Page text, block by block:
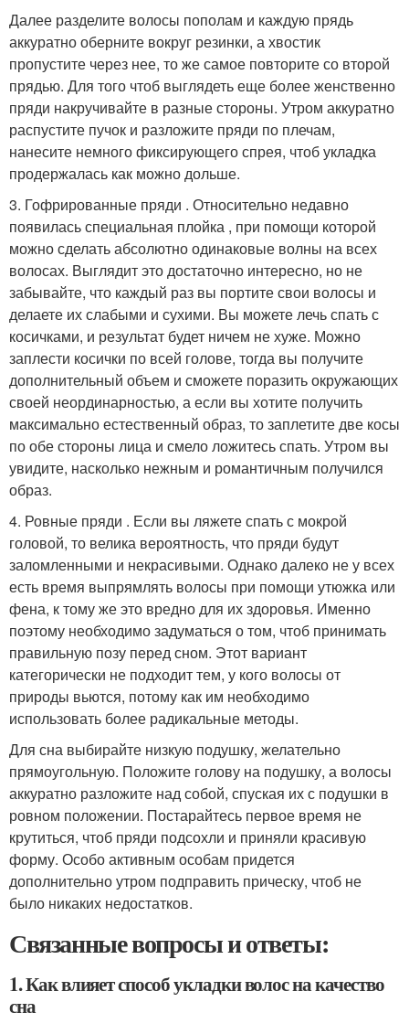
Далее разделите волосы пополам и каждую прядь
аккуратно оберните вокруг резинки, а хвостик
пропустите через нее, то же самое повторите со второй
прядью. Для того чтоб выглядеть еще более женственно
пряди накручивайте в разные стороны. Утром аккуратно
распустите пучок и разложите пряди по плечам,
нанесите немного фиксирующего спрея, чтоб укладка
продержалась как можно дольше.
3. Гофрированные пряди . Относительно недавно
появилась специальная плойка , при помощи которой
можно сделать абсолютно одинаковые волны на всех
волосах. Выглядит это достаточно интересно, но не
забывайте, что каждый раз вы портите свои волосы и
делаете их слабыми и сухими. Вы можете лечь спать с
косичками, и результат будет ничем не хуже. Можно
заплести косички по всей голове, тогда вы получите
дополнительный объем и сможете поразить окружающих
своей неординарностью, а если вы хотите получить
максимально естественный образ, то заплетите две косы
по обе стороны лица и смело ложитесь спать. Утром вы
увидите, насколько нежным и романтичным получился
образ.
4. Ровные пряди . Если вы ляжете спать с мокрой
головой, то велика вероятность, что пряди будут
заломленными и некрасивыми. Однако далеко не у всех
есть время выпрямлять волосы при помощи утюжка или
фена, к тому же это вредно для их здоровья. Именно
поэтому необходимо задуматься о том, чтоб принимать
правильную позу перед сном. Этот вариант
категорически не подходит тем, у кого волосы от
природы вьются, потому как им необходимо
использовать более радикальные методы.
Для сна выбирайте низкую подушку, желательно
прямоугольную. Положите голову на подушку, а волосы
аккуратно разложите над собой, спуская их с подушки в
ровном положении. Постарайтесь первое время не
крутиться, чтоб пряди подсохли и приняли красивую
форму. Особо активным особам придется
дополнительно утром подправить прическу, чтоб не
было никаких недостатков.
Связанные вопросы и ответы:
1. Как влияет способ укладки волос на качество
сна